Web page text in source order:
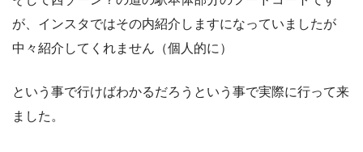
が、インスタではその内紹介しますになっていましたが
中々紹介してくれません（個人的に）
という事で行けばわかるだろうという事で実際に行って来
ました。